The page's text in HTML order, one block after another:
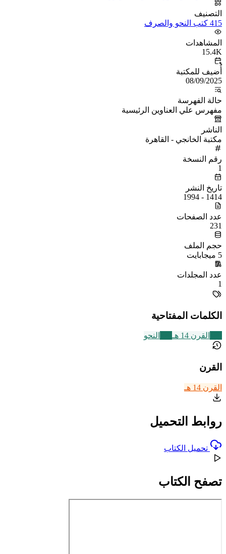
التصنيف
415 كتب النحو والصرف
المشاهدات
15.4K
أُضيف للمكتبة
08/09/2025
حالة الفهرسة
مفهرس علي العناوين الرئيسية
الناشر
مكتبة الخانجي - القاهرة
رقم النسخة
1
تاريخ النشر
1414 - 1994
عدد الصفحات
231
حجم الملف
5 ميجابايت
عدد المجلدات
1
الكلمات المفتاحية
القرن 14 هـ النحو
القرن
القرن 14 هـ
روابط التحميل
تحميل الكتاب
تصفح الكتاب